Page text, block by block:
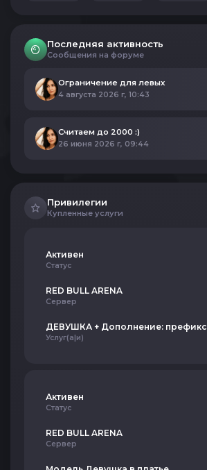
Последняя активность
Сообщения на форуме
Ограничение для левых
4 августа 2026 г, 10:43
Считаем до 2000 :)
26 июня 2026 г, 09:44
Привилегии
Купленные услуги
Активен
Статус
RED BULL ARENA
Сервер
ДЕВУШКА + Дополнение: префикс
Услуг(а|и)
Активен
Статус
RED BULL ARENA
Сервер